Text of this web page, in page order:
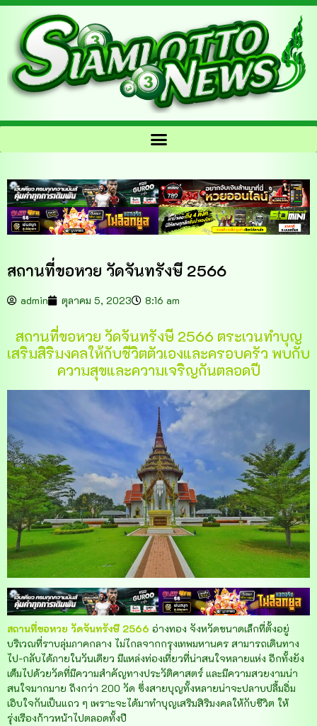
สถานที่ขอหวย วัดจันทรังษี 2566
admin ตุลาคม 5, 2023 8:16 am
สถานที่ขอหวย วัดจันทรังษี 2566 ตระเวนทำบุญ
เสริมสิริมงคลให้กับชีวิตตัวเองและครอบครัว พบกับ
ความสุขและความเจริญกันตลอดปี
สถานที่ขอหวย วัดจันทรังษี 2566 อ่างทอง จังหวัดขนาดเล็กที่ตั้งอยู่
บริเวณที่ราบลุ่มภาคกลาง ไม่ไกลจากกรุงเทพมหานคร สามารถเดินทาง
ไป-กลับได้ภายในวันเดียว มีแหล่งท่องเที่ยวที่น่าสนใจหลายแห่ง อีกทั้งยัง
เต็มไปด้วยวัดที่มีความสำคัญทางประวัติศาสตร์ และมีความสวยงามน่า
สนใจมากมาย ถึงกว่า 200 วัด ซึ่งสายบุญทั้งหลายน่าจะปลาบปลื้มอิ่ม
เอิบใจกันเป็นแถว ๆ เพราะจะได้มาทำบุญเสริมสิริมงคลให้กับชีวิต ให้
รุ่งเรืองก้าวหน้าไปตลอดทั้งปี